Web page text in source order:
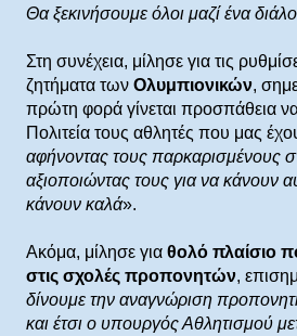
Θα ξεκινήσουμε όλοι μαζί ένα
Στη συνέχεια, μίλησε για τις
ζητήματα των Ολυμπιονικών,
πρώτη φορά γίνεται προσπάθεια να
Πολιτεία τους αθλητές που μας
αφήνοντας τους παρκαρισμένους
αξιοποιώντας τους για να κάνουν
κάνουν καλά».
Ακόμα, μίλησε για θολό πλαίσιο
στις σχολές προπονητών,
δίνουμε την αναγνώριση
και έτσι ο υπουργός Αθλητισμού